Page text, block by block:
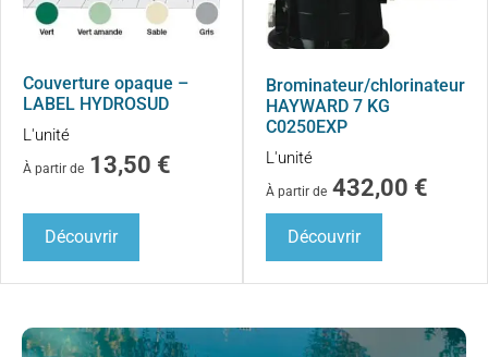
Couverture opaque –
LABEL HYDROSUD
L'unité
À partir de 13,50 €
Découvrir
Brominateur/chlorinateur
HAYWARD 7 KG
C0250EXP
L'unité
À partir de 432,00 €
Découvrir